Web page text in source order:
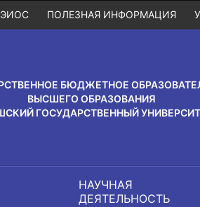
ПОЛЕЗНАЯ ИНФОРМАЦИЯ
ЭИОС
БЮДЖЕТНОЕ
ВЫСШЕГО ОБРАЗОВАНИЯ
ГОСУДАРСТВЕННЫЙ
НАУЧНАЯ
ДЕЯТЕЛЬНОСТЬ